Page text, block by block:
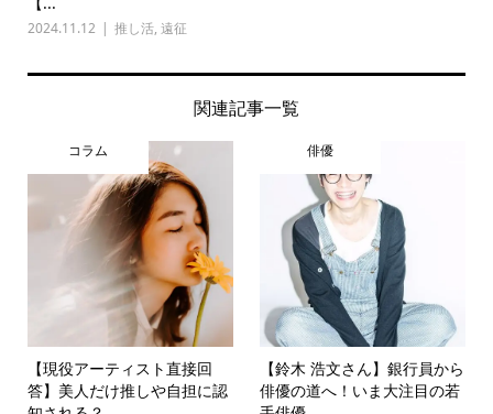
2024.11.12 推し活, 遠征
関連記事一覧
コラム
【現役アーティスト直接回
答】美人だけ推しや自担に認
俳優
【鈴木 浩文さん】銀行員から
俳優の道へ！いま大注目の若